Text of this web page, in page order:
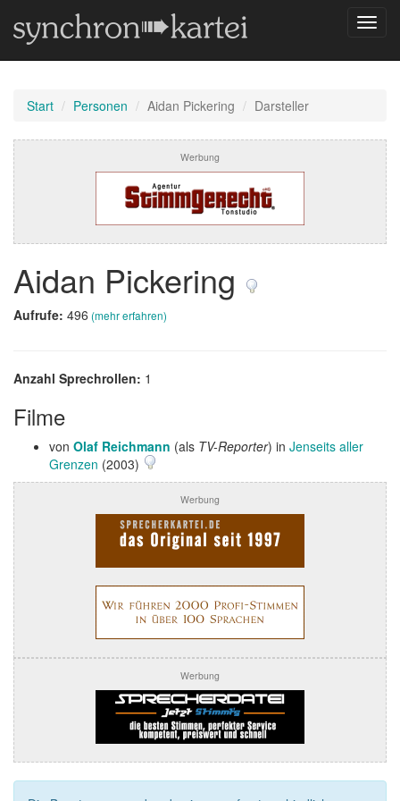
Start Personen Aidan Pickering Darsteller
Werbung
Aidan Pickering
Aufrufe: 496 (mehr erfahren)
Anzahl Sprechrollen: 1
Filme
von Olaf Reichmann (als TV-Reporter) in Jenseits aller
Grenzen (2003)
Werbung
Werbung